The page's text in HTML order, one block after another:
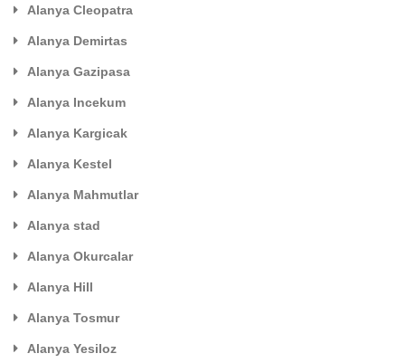
Alanya Cleopatra
Alanya Demirtas
Alanya Gazipasa
Alanya Incekum
Alanya Kargicak
Alanya Kestel
Alanya Mahmutlar
Alanya stad
Alanya Okurcalar
Alanya Hill
Alanya Tosmur
Alanya Yesiloz